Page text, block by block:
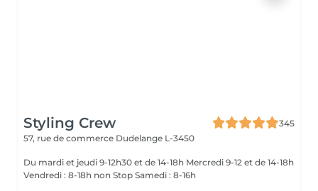
Styling Crew
345
57, rue de commerce Dudelange L-3450
Du mardi et jeudi 9-12h30 et de 14-18h Mercredi 9-12 et de 14-18h
Vendredi : 8-18h non Stop Samedi : 8-16h